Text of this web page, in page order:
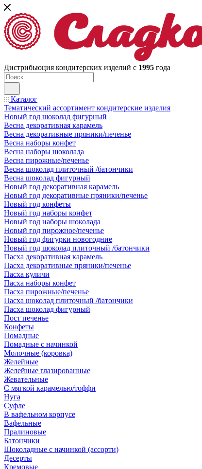
Дистрибьюция кондитерских изделий с 1995 года
Каталог
Тематический ассортимент кондитерские изделия
Новый год шоколад фигурный
Весна декоративная карамель
Весна декоративные пряники/печенье
Весна наборы конфет
Весна наборы шоколада
Весна пирожные/печенье
Весна шоколад плиточный /батончики
Весна шоколад фигурный
Новый год декоративная карамель
Новый год декоративные пряники/печенье
Новый год конфеты
Новый год наборы конфет
Новый год наборы шоколада
Новый год пирожное/печенье
Новый год фигурки новогодние
Новый год шоколад плиточный /батончики
Пасха декоративная карамель
Пасха декоративные пряники/печенье
Пасха куличи
Пасха наборы конфет
Пасха пирожные/печенье
Пасха шоколад плиточный /батончики
Пасха шоколад фигурный
Пост печенье
Конфеты
Помадные
Помадные с начинкой
Молочные (коровка)
Желейные
Желейные глазированные
Жевательные
С мягкой карамелью/тоффи
Нуга
Суфле
В вафельном корпусе
Вафельные
Пралиновые
Батончики
Шоколадные с начинкой (ассорти)
Десерты
Кремовые